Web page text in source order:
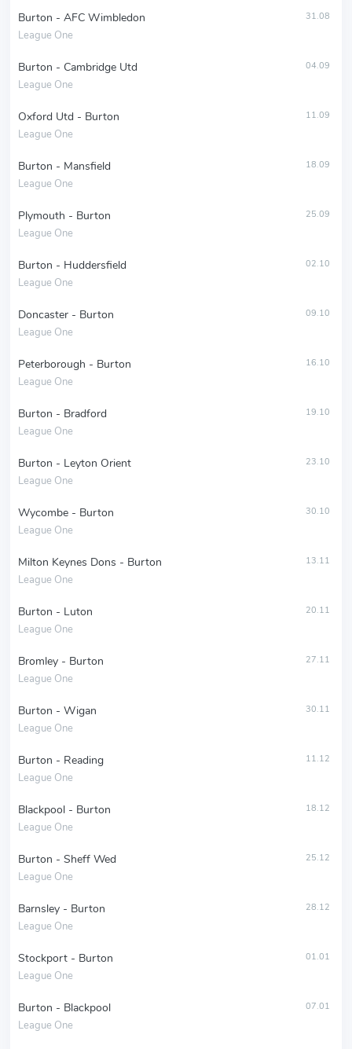
Burton - AFC Wimbledon
League One
31.08
Burton - Cambridge Utd
League One
04.09
Oxford Utd - Burton
League One
11.09
Burton - Mansfield
League One
18.09
Plymouth - Burton
League One
25.09
Burton - Huddersfield
League One
02.10
Doncaster - Burton
League One
09.10
Peterborough - Burton
League One
16.10
Burton - Bradford
League One
19.10
Burton - Leyton Orient
League One
23.10
Wycombe - Burton
League One
30.10
Milton Keynes Dons - Burton
League One
13.11
Burton - Luton
League One
20.11
Bromley - Burton
League One
27.11
Burton - Wigan
League One
30.11
Burton - Reading
League One
11.12
Blackpool - Burton
League One
18.12
Burton - Sheff Wed
League One
25.12
Barnsley - Burton
League One
28.12
Stockport - Burton
League One
01.01
Burton - Blackpool
League One
07.01